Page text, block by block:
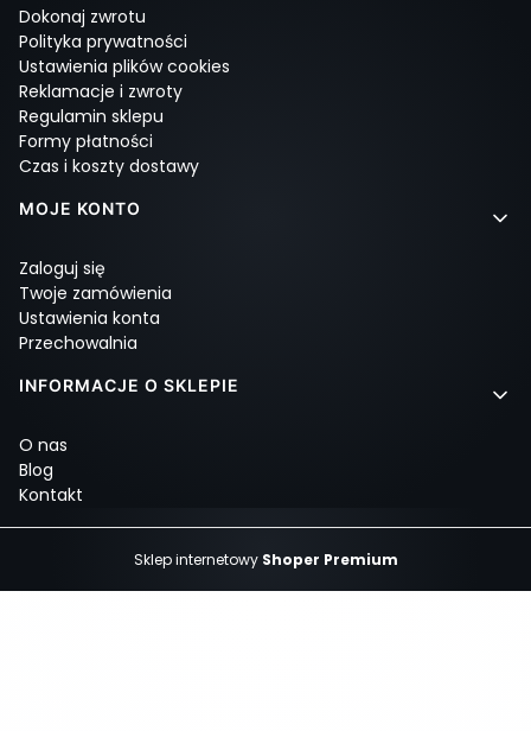
Dokonaj zwrotu
Polityka prywatności
Ustawienia plików cookies
Reklamacje i zwroty
Regulamin sklepu
Formy płatności
Czas i koszty dostawy
MOJE KONTO
Zaloguj się
Twoje zamówienia
Ustawienia konta
Przechowalnia
INFORMACJE O SKLEPIE
O nas
Blog
Kontakt
Sklep internetowy Shoper Premium